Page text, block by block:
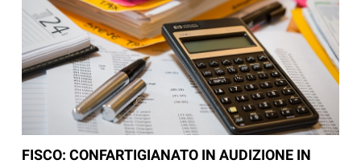
FISCO: CONFARTIGIANATO IN AUDIZIONE IN